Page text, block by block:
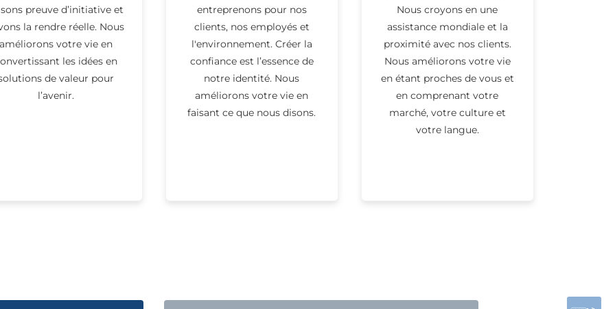
preuve d’initiative et
la rendre réelle. Nous
améliorons votre vie en
les idées en
de valeur pour
l’avenir.
entreprenons pour nos
clients, nos employés et
l'environnement. Créer la
confiance est l’essence de
notre identité. Nous
améliorons votre vie en
faisant ce que nous disons.
Nous croyons en une
assistance mondiale et la
proximité avec nos clients.
Nous améliorons votre vie
en étant proches de vous et
en comprenant votre
marché, votre culture et
votre langue.